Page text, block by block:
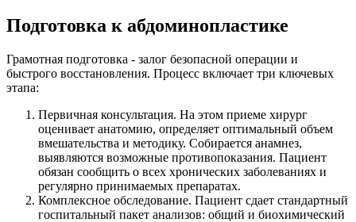
Подготовка к абдоминопластике
Грамотная подготовка - залог безопасной операции и
быстрого восстановления. Процесс включает три ключевых
этапа:
Первичная консультация. На этом приеме хирург
оценивает анатомию, определяет оптимальный объем
вмешательства и методику. Собирается анамнез,
выявляются возможные противопоказания. Пациент
обязан сообщить о всех хронических заболеваниях и
регулярно принимаемых препаратах.
Комплексное обследование. Пациент сдает стандартный
госпитальный пакет анализов: общий и биохимический